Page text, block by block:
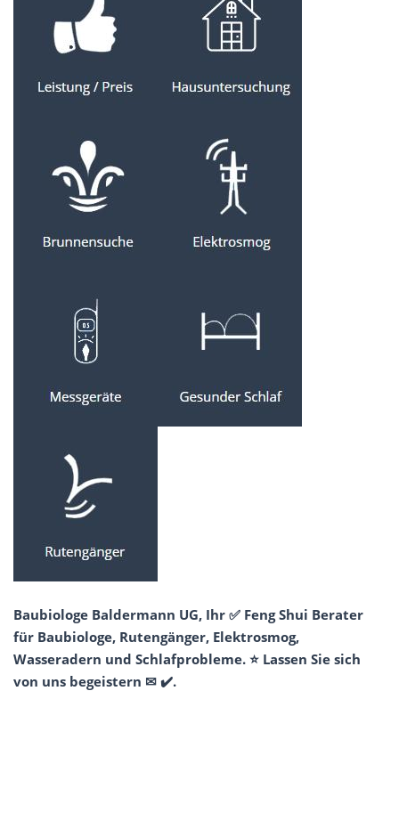
Baubiologe Baldermann UG, Ihr ✅ Feng Shui Berater
für Baubiologe, Rutengänger, Elektrosmog,
Wasseradern und Schlafprobleme. ⭐ Lassen Sie sich
von uns begeistern ✉ ✔️.